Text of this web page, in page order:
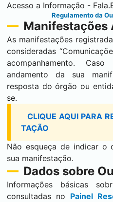
Acesso a Informação -
Regulamento da
Manifestações
As manifestações
consideradas
acompanhamento.
andamento da sua
resposta do órgão ou
se.
CLIQUE AQUI PARA
TAÇÃO
Não esqueça de indicar o
sua manifestação.
Dados sobre
Informações básicas
consultadas no Painel